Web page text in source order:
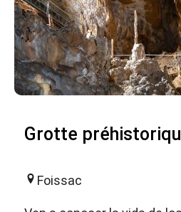
Grotte
Foissac